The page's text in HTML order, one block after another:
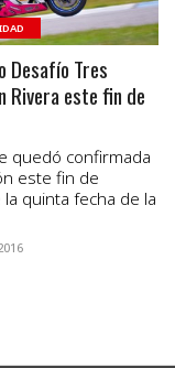
Desafío Tres
Rivera este fin de
quedó confirmada
este fin de
quinta fecha de la